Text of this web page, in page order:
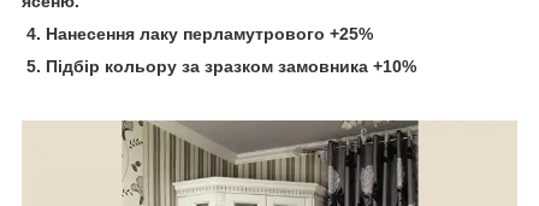
4. Нанесення лаку перламутрового +25%
5. Підбір кольору за зразком замовника +10%